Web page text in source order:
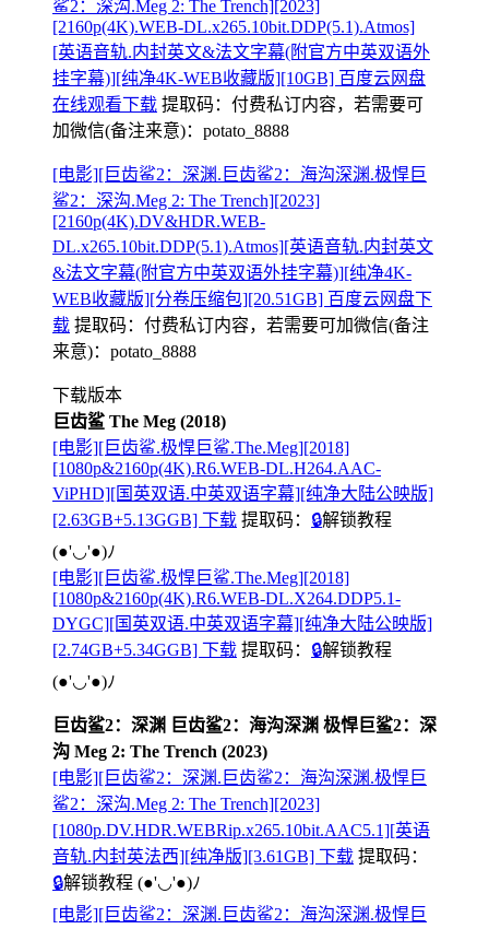
鲨2：深沟.Meg 2: The Trench][2023]
[2160p(4K).WEB-DL.x265.10bit.DDP(5.1).Atmos]
[英语音轨.内封英文&法文字幕(附官方中英双语外
挂字幕)][纯净4K-WEB收藏版][10GB] 百度云网盘
在线观看下载 提取码： 付费私订内容，若需要可
加微信(备注来意)：potato_8888
[电影][巨齿鲨2：深渊.巨齿鲨2：海沟深渊.极悍巨
鲨2：深沟.Meg 2: The Trench][2023]
[2160p(4K).DV&HDR.WEB-
DL.x265.10bit.DDP(5.1).Atmos][英语音轨.内封英文
&法文字幕(附官方中英双语外挂字幕)][纯净4K-
WEB收藏版][分卷压缩包][20.51GB] 百度云网盘下
载 提取码： 付费私订内容，若需要可加微信(备注
来意)：potato_8888
下载版本
巨齿鲨 The Meg (2018)
[电影][巨齿鲨.极悍巨鲨.The.Meg][2018]
[1080p&2160p(4K).R6.WEB-DL.H264.AAC-
ViPHD][国英双语.中英双语字幕][纯净大陆公映版]
[2.63GB+5.13GGB] 下载 提取码： 🔒解锁教程
(●'◡'●)ﾉ
[电影][巨齿鲨.极悍巨鲨.The.Meg][2018]
[1080p&2160p(4K).R6.WEB-DL.X264.DDP5.1-
DYGC][国英双语.中英双语字幕][纯净大陆公映版]
[2.74GB+5.34GGB] 下载 提取码： 🔒解锁教程
(●'◡'●)ﾉ
巨齿鲨2：深渊 巨齿鲨2：海沟深渊 极悍巨鲨2：深
沟 Meg 2: The Trench (2023)
[电影][巨齿鲨2：深渊.巨齿鲨2：海沟深渊.极悍巨
鲨2：深沟.Meg 2: The Trench][2023]
[1080p.DV.HDR.WEBRip.x265.10bit.AAC5.1][英语
音轨.内封英法西][纯净版][3.61GB] 下载 提取码：
🔒解锁教程 (●'◡'●)ﾉ
[电影][巨齿鲨2：深渊.巨齿鲨2：海沟深渊.极悍巨